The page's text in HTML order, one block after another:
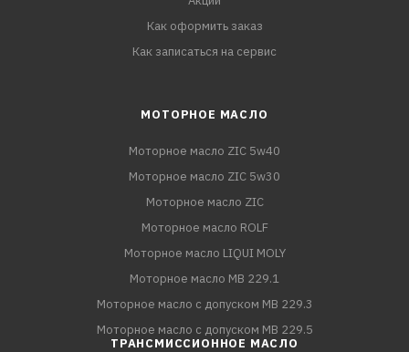
Как оформить заказ
Как записаться на сервис
МОТОРНОЕ МАСЛО
Моторное масло ZIC 5w40
Моторное масло ZIC 5w30
Моторное масло ZIC
Моторное масло ROLF
Моторное масло LIQUI MOLY
Моторное масло MB 229.1
Моторное масло с допуском MB 229.3
Моторное масло с допуском MB 229.5
ТРАНСМИССИОННОЕ МАСЛО